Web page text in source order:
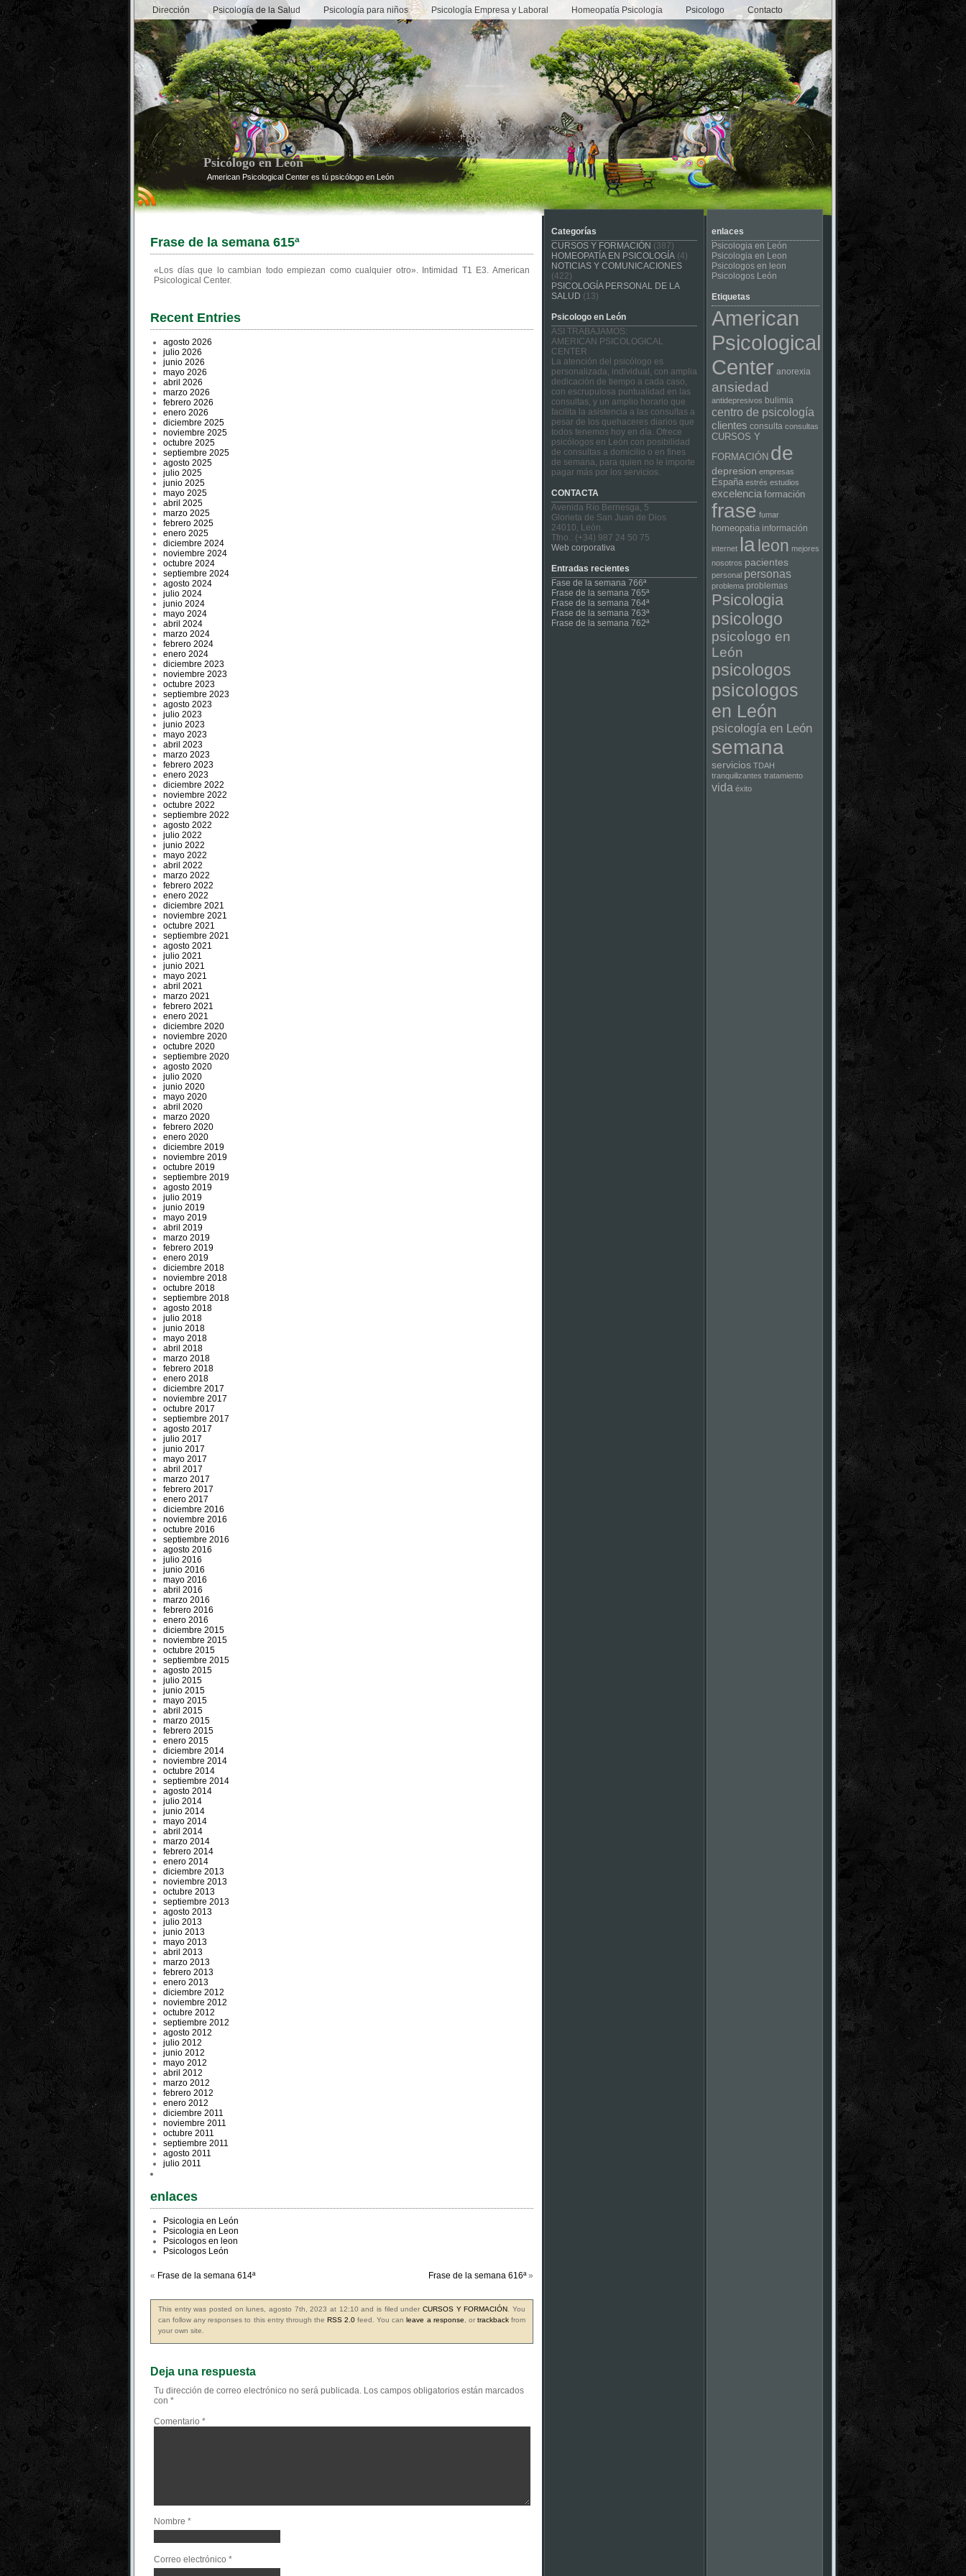
Dirección Psicología de la Salud Psicología para niños Psicología Empresa y Laboral Homeopatía Psicología Psicologo Contacto
Psicólogo en León
American Psicological Center es tú psicólogo en León
Frase de la semana 615ª
«Los días que lo cambian todo empiezan como cualquier otro». Intimidad T1 E3. American
Psicological Center.
Recent Entries
agosto 2026
julio 2026
junio 2026
mayo 2026
abril 2026
marzo 2026
febrero 2026
enero 2026
diciembre 2025
noviembre 2025
octubre 2025
septiembre 2025
agosto 2025
julio 2025
junio 2025
mayo 2025
abril 2025
marzo 2025
febrero 2025
enero 2025
diciembre 2024
noviembre 2024
octubre 2024
septiembre 2024
agosto 2024
julio 2024
junio 2024
mayo 2024
abril 2024
marzo 2024
febrero 2024
enero 2024
diciembre 2023
noviembre 2023
octubre 2023
septiembre 2023
agosto 2023
julio 2023
junio 2023
mayo 2023
abril 2023
marzo 2023
febrero 2023
enero 2023
diciembre 2022
noviembre 2022
octubre 2022
septiembre 2022
agosto 2022
julio 2022
junio 2022
mayo 2022
abril 2022
marzo 2022
febrero 2022
enero 2022
diciembre 2021
noviembre 2021
octubre 2021
septiembre 2021
agosto 2021
julio 2021
junio 2021
mayo 2021
abril 2021
marzo 2021
febrero 2021
enero 2021
diciembre 2020
noviembre 2020
octubre 2020
septiembre 2020
agosto 2020
julio 2020
junio 2020
mayo 2020
abril 2020
marzo 2020
febrero 2020
enero 2020
diciembre 2019
noviembre 2019
octubre 2019
septiembre 2019
agosto 2019
julio 2019
junio 2019
mayo 2019
abril 2019
marzo 2019
febrero 2019
enero 2019
diciembre 2018
noviembre 2018
octubre 2018
septiembre 2018
agosto 2018
julio 2018
junio 2018
mayo 2018
abril 2018
marzo 2018
febrero 2018
enero 2018
diciembre 2017
noviembre 2017
octubre 2017
septiembre 2017
agosto 2017
julio 2017
junio 2017
mayo 2017
abril 2017
marzo 2017
febrero 2017
enero 2017
diciembre 2016
noviembre 2016
octubre 2016
septiembre 2016
agosto 2016
julio 2016
junio 2016
mayo 2016
abril 2016
marzo 2016
febrero 2016
enero 2016
diciembre 2015
noviembre 2015
octubre 2015
septiembre 2015
agosto 2015
julio 2015
junio 2015
mayo 2015
abril 2015
marzo 2015
febrero 2015
enero 2015
diciembre 2014
noviembre 2014
octubre 2014
septiembre 2014
agosto 2014
julio 2014
junio 2014
mayo 2014
abril 2014
marzo 2014
febrero 2014
enero 2014
diciembre 2013
noviembre 2013
octubre 2013
septiembre 2013
agosto 2013
julio 2013
junio 2013
mayo 2013
abril 2013
marzo 2013
febrero 2013
enero 2013
diciembre 2012
noviembre 2012
octubre 2012
septiembre 2012
agosto 2012
julio 2012
junio 2012
mayo 2012
abril 2012
marzo 2012
febrero 2012
enero 2012
diciembre 2011
noviembre 2011
octubre 2011
septiembre 2011
agosto 2011
julio 2011
enlaces
Psicologia en León
Psicologia en Leon
Psicologos en leon
Psicologos León
« Frase de la semana 614ª Frase de la semana 616ª»
This entry was posted on lunes, agosto 7th, 2023 at 12:10 and is filed under CURSOS Y FORMACIÓN . You
can follow any responses to this entry through the RSS 2.0 feed. You canleave a response , or trackbackfrom
your own site.
Deja una respuesta
Tu dirección de correo electrónico no será publicada. Los campos obligatorios están marcados
con *
Comentario *
Nombre *
Correo electrónico *
Categorías
CURSOS Y FORMACIÓN (387)
HOMEOPATÍA EN PSICOLOGÍA (4)
NOTICIAS Y COMUNICACIONES
(422)
PSICOLOGÍA PERSONAL DE LA
SALUD (13)
Psicologo en León
ASI TRABAJAMOS:
AMERICAN PSICOLOGICAL
CENTER
La atención del psicólogo es
personalizada, individual, con amplia
dedicación de tiempo a cada caso,
con escrupulosa puntualidad en las
consultas, y un amplio horario que
facilita la asistencia a las consultas a
pesar de los quehaceres diarios que
todos tenemos hoy en día. Ofrece
psicólogos en León con posibilidad
de consultas a domicilio o en fines
de semana, para quien no le importe
pagar más por los servicios.
CONTACTA
Avenida Río Bernesga, 5
Glorieta de San Juan de Dios
24010, León.
Tfno.: (+34) 987 24 50 75
Web corporativa
Entradas recientes
Fase de la semana 766ª
Frase de la semana 765ª
Frase de la semana 764ª
Frase de la semana 763ª
Frase de la semana 762ª
enlaces
Psicologia en León
Psicologia en Leon
Psicologos en leon
Psicologos León
Etiquetas
American
Psicological
Center anorexia
ansiedad
antidepresivos bulimia
centro de psicología
clientes consulta consultas
CURSOS Y
FORMACIÓN de
depresion empresas
España estrés estudios
excelencia formación
frase fumar
homeopatia información
internet laleon mejores
nosotros pacientes
personal personas
problema problemas
Psicologia
psicologo
psicologo en
León
psicologos
psicologos
en León
psicología en León
semana
servicios TDAH
tranquilizantes tratamiento
vida éxito